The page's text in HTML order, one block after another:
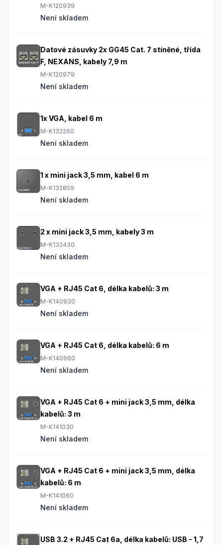
M-K120939
Není skladem
Datové zásuvky 2x GG45 Cat. 7 stíněné, třída
F, NEXANS, kabely 7,9 m
M-K120979
Není skladem
1x VGA, kabel 6 m
M-K132260
Není skladem
1 x mini jack 3,5 mm, kabel 6 m
M-K132859
Není skladem
2 x mini jack 3,5 mm, kabely 3 m
M-K132430
Není skladem
VGA + RJ45 Cat 6, délka kabelů: 3 m
M-K140930
Není skladem
VGA + RJ45 Cat 6, délka kabelů: 6 m
M-K140960
Není skladem
VGA + RJ45 Cat 6 + mini jack 3,5 mm, délka
kabelů: 3 m
M-K141030
Není skladem
VGA + RJ45 Cat 6 + mini jack 3,5 mm, délka
kabelů: 6 m
M-K141060
Není skladem
USB 3.2 + RJ45 Cat 6a, délka kabelů: USB - 1,7